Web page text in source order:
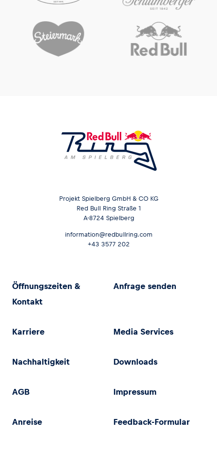
Projekt Spielberg GmbH & CO KG
Red Bull Ring Straße 1
A-8724 Spielberg
information@redbullring.com
+43 3577 202
Öffnungszeiten &
Kontakt
Anfrage senden
Karriere Media Services
Nachhaltigkeit Downloads
AGB Impressum
Anreise Feedback-Formular